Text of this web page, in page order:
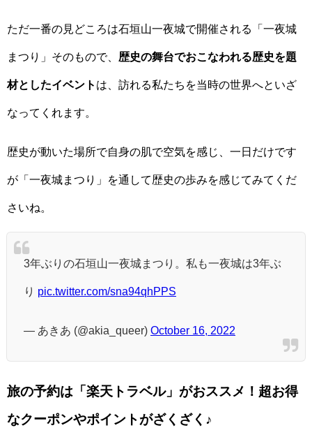
ただ一番の見どころは石垣山一夜城で開催される「一夜城
まつり」そのもので、 歴史の舞台でおこなわれる歴史を題
材としたイベント は、訪れる私たちを当時の世界へといざ
なってくれます。
歴史が動いた場所で自身の肌で空気を感じ、一日だけです
が「一夜城まつり」を通して歴史の歩みを感じてみてくだ
さいね。
3年ぶりの石垣山一夜城まつり。私も一夜城は3年ぶ
り pic.twitter.com/sna94qhPPS
— あきあ (@akia_queer) October 16, 2022
旅の予約は「楽天トラベル」がおススメ！超お得
なクーポンやポイントがざくざく♪